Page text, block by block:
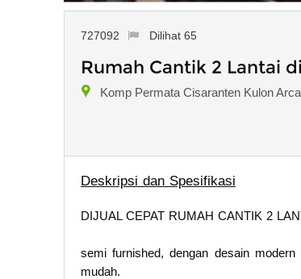
727092 Dilihat 65
Rumah Cantik 2 Lantai
Komp Permata Cisaranten Kulon
Deskripsi dan Spesifikasi
DIJUAL CEPAT RUMAH CANTIK 2
semi furnished, dengan desain
mudah.